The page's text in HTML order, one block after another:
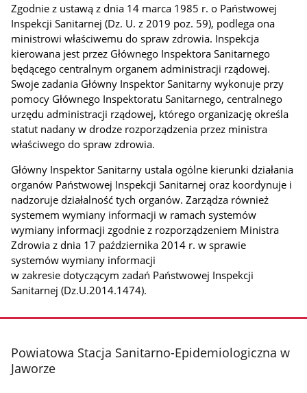
Zgodnie z ustawą z dnia 14 marca 1985 r. o Państwowej
Inspekcji Sanitarnej (Dz. U. z 2019 poz. 59), podlega ona
ministrowi właściwemu do spraw zdrowia. Inspekcja
kierowana jest przez Głównego Inspektora Sanitarnego
będącego centralnym organem administracji rządowej.
Swoje zadania Główny Inspektor Sanitarny wykonuje przy
pomocy Głównego Inspektoratu Sanitarnego, centralnego
urzędu administracji rządowej, którego organizację określa
statut nadany w drodze rozporządzenia przez ministra
właściwego do spraw zdrowia.
Główny Inspektor Sanitarny ustala ogólne kierunki działania
organów Państwowej Inspekcji Sanitarnej oraz koordynuje i
nadzoruje działalność tych organów. Zarządza również
systemem wymiany informacji w ramach systemów
wymiany informacji zgodnie z rozporządzeniem Ministra
Zdrowia z dnia 17 października 2014 r. w sprawie
systemów wymiany informacji
w zakresie dotyczącym zadań Państwowej Inspekcji
Sanitarnej (Dz.U.2014.1474).
stopka
Powiatowa Stacja Sanitarno-Epidemiologiczna w
Jaworze